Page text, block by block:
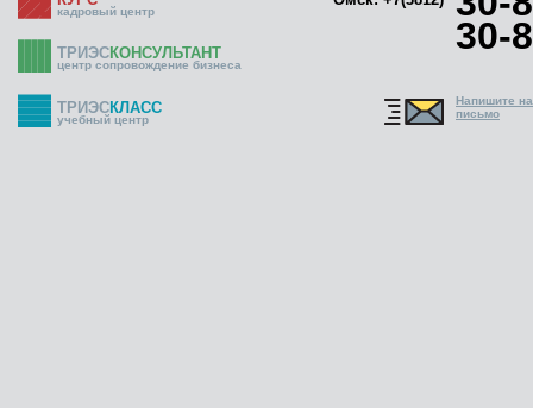
кадровый центр
30-
ТРИЭСКОНСУЛЬТАНТ
центр сопровождение бизнеса
ТРИЭСКЛАСС
учебный центр
Напишите
письмо